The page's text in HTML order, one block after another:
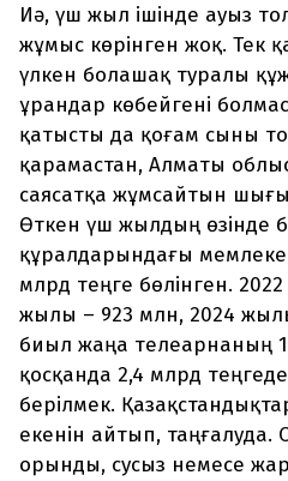
Иә, үш жыл ішінде ауыз
жұмыс көрінген жоқ. Тек
үлкен болашақ туралы
ұрандар көбейгені
қатысты да қоғам сыны
қарамастан, Алматы
саясатқа жұмсайтын
Өткен үш жылдың өзінде
құралдарындағы
млрд теңге бөлінген.
жылы – 923 млн, 2024
биыл жаңа телеарнаның
қосқанда 2,4 млрд
берілмек.
екенін айтып,
орынды, сусыз немесе